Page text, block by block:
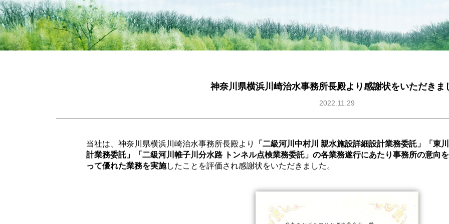
神奈川県横浜川崎治水事務所長殿より感謝状をいただきま
2022.11.29
当社は、神奈川県横浜川崎治水事務所長殿より
「二級河川中村川 親水施設詳細設計業務委託」「東
計業務委託」「二級河川帷子川分水路 トンネル点検業務委託」の各業務遂行にあたり事務所の意向
って優れた業務を実施したことを評価され感謝状をいただきました。